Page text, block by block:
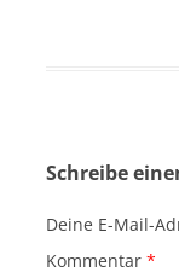
Schreibe
Deine E-Mail-
Kommentar *